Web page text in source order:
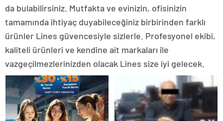
da bulabilirsiniz. Mutfakta ve evinizin, ofisinizin
tamamında ihtiyaç duyabileceğiniz birbirinden farklı
ürünler Lines güvencesiyle sizlerle. Profesyonel ekibi,
kaliteli ürünleri ve kendine ait markaları ile
vazgeçilmezlerinizden olacak Lines size iyi gelecek.